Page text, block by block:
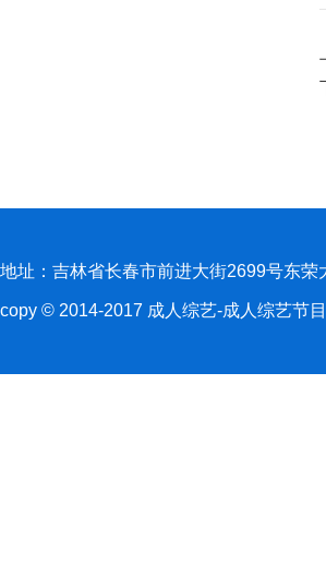
地址：吉林省长春市前进大街2699号东
copy © 2014-2017 成人综艺-成人综艺节